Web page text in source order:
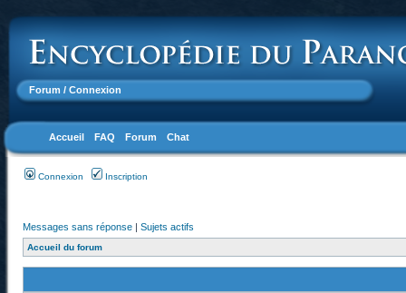
Forum / Connexion
Accueil FAQ Forum Chat
Connexion Inscription
Messages sans réponse | Sujets actifs
Accueil du forum